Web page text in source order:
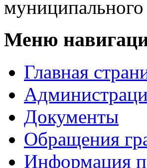
муниципального
Меню
Главная
Документы
Обращeния
Информация